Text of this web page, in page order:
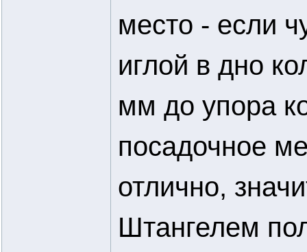
место - если
иглой в дно
мм до упора
посадочное
отлично,
Штангелем